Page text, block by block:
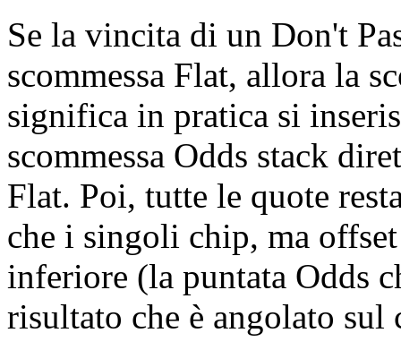
Se la vincita di un Don't
scommessa Flat, allora la
significa in pratica si
scommessa Odds stack
Flat. Poi, tutte le quote
che i singoli chip, ma
inferiore (la puntata Odds
risultato che è angolato sul